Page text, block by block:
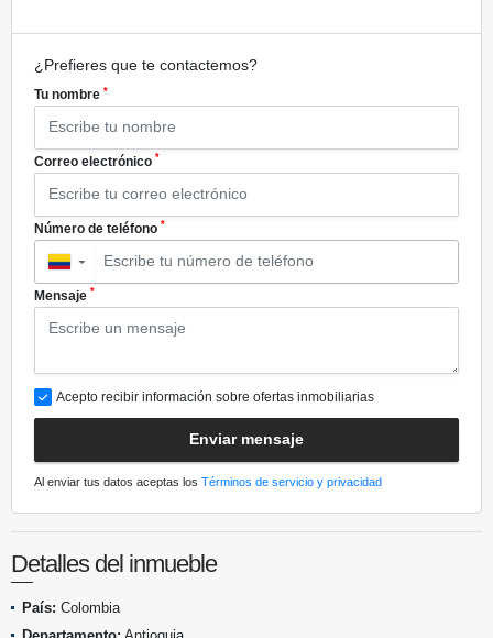
¿Prefieres que te contactemos?
Tu nombre *
Correo electrónico *
Número de teléfono *
▼
Mensaje *
Acepto recibir información sobre ofertas inmobiliarias
Enviar mensaje
Al enviar tus datos aceptas los Términos de servicio y privacidad
Detalles del inmueble
País: Colombia